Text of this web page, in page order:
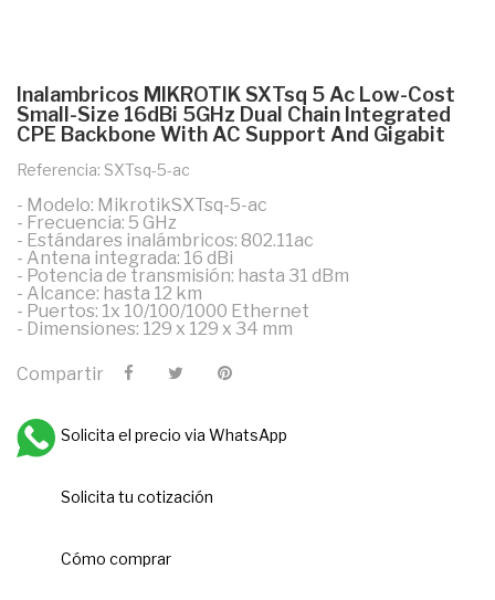
Inalambricos MIKROTIK SXTsq 5 Ac Low-Cost
Small-Size 16dBi 5GHz Dual Chain Integrated
CPE Backbone With AC Support And Gigabit
Referencia: SXTsq-5-ac
- Modelo: MikrotikSXTsq-5-ac
- Frecuencia: 5 GHz
- Estándares inalámbricos: 802.11ac
- Antena integrada: 16 dBi
- Potencia de transmisión: hasta 31 dBm
- Alcance: hasta 12 km
- Puertos: 1x 10/100/1000 Ethernet
- Dimensiones: 129 x 129 x 34 mm
Compartir
Solicita el precio via WhatsApp
Solicita tu cotización
Cómo comprar